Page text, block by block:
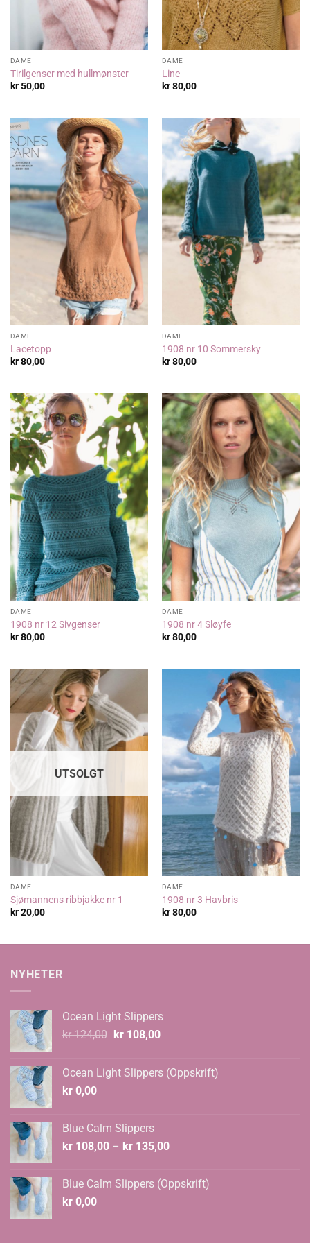
DAME
Tirilgenser med hullmønster
kr50,00
DAME
Line
kr80,00
DAME
Lacetopp
kr80,00
DAME
1908 nr 10 Sommersky
kr80,00
DAME
1908 nr 12 Sivgenser
kr80,00
DAME
1908 nr 4 Sløyfe
kr80,00
UTSOLGT
DAME
Sjømannens ribbjakke nr 1
kr20,00
DAME
1908 nr 3 Havbris
kr80,00
NYHETER
Ocean Light Slippers
kr124,00 Opprinnelig
kr 124,00.
kr108,00Nåværende
kr 108,00.
Ocean Light Slippers (Oppskrift)
kr 0,00
Blue Calm Slippers
kr 108,00 – kr 135,00Prisområde:
kr 135,00
Blue Calm Slippers (Oppskrift)
kr 0,00